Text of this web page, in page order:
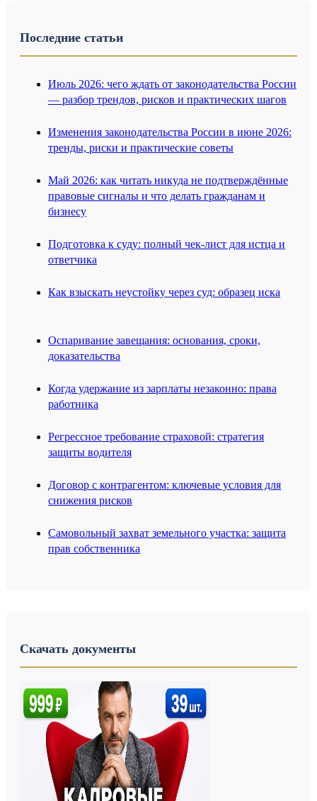
Последние статьи
Июль 2026: чего ждать от законодательства России
— разбор трендов, рисков и практических шагов
Изменения законодательства России в июне 2026:
тренды, риски и практические советы
Май 2026: как читать никуда не подтверждённые
правовые сигналы и что делать гражданам и
бизнесу
Подготовка к суду: полный чек-лист для истца и
ответчика
Как взыскать неустойку через суд: образец иска
Оспаривание завещания: основания, сроки,
доказательства
Когда удержание из зарплаты незаконно: права
работника
Регрессное требование страховой: стратегия
защиты водителя
Договор с контрагентом: ключевые условия для
снижения рисков
Самовольный захват земельного участка: защита
прав собственника
Скачать документы